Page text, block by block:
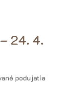
24. 4.
podujatia